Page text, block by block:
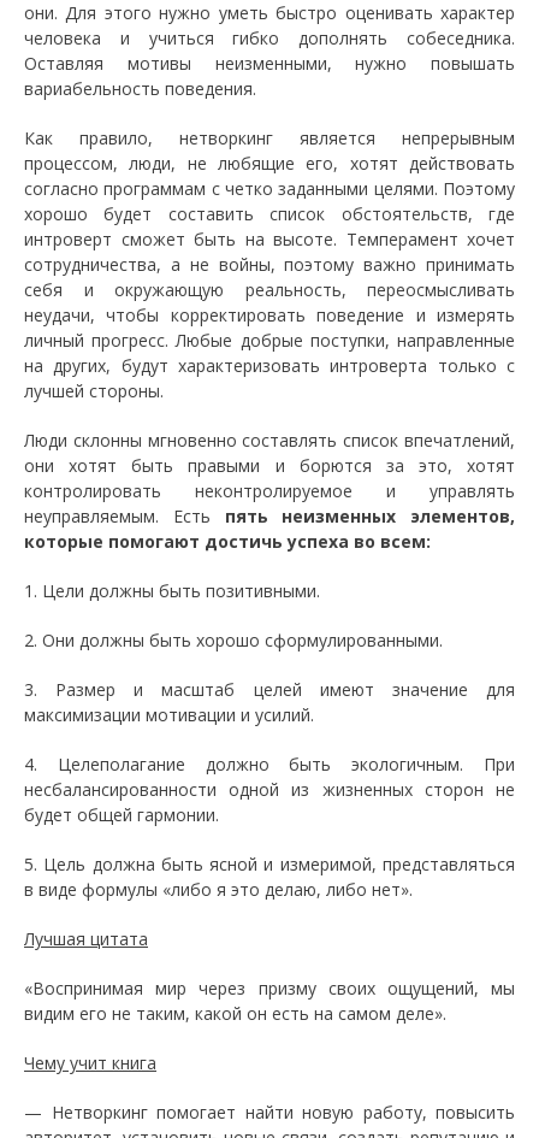
они. Для этого нужно уметь быстро оценивать характер
человека и учиться гибко дополнять собеседника.
Оставляя мотивы неизменными, нужно повышать
вариабельность поведения.
Как правило, нетворкинг является непрерывным
процессом, люди, не любящие его, хотят действовать
согласно программам с четко заданными целями. Поэтому
хорошо будет составить список обстоятельств, где
интроверт сможет быть на высоте. Темперамент хочет
сотрудничества, а не войны, поэтому важно принимать
себя и окружающую реальность, переосмысливать
неудачи, чтобы корректировать поведение и измерять
личный прогресс. Любые добрые поступки, направленные
на других, будут характеризовать интроверта только с
лучшей стороны.
Люди склонны мгновенно составлять список впечатлений,
они хотят быть правыми и борются за это, хотят
контролировать неконтролируемое и управлять
неуправляемым. Есть пять неизменных элементов,
которые помогают достичь успеха во всем:
1. Цели должны быть позитивными.
2. Они должны быть хорошо сформулированными.
3. Размер и масштаб целей имеют значение для
максимизации мотивации и усилий.
4. Целеполагание должно быть экологичным. При
несбалансированности одной из жизненных сторон не
будет общей гармонии.
5. Цель должна быть ясной и измеримой, представляться
в виде формулы «либо я это делаю, либо нет».
Лучшая цитата
«Воспринимая мир через призму своих ощущений, мы
видим его не таким, какой он есть на самом деле».
Чему учит книга
— Нетворкинг помогает найти новую работу, повысить